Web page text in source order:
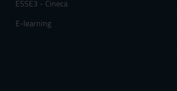
ESSE3 - Cineca
E-learning